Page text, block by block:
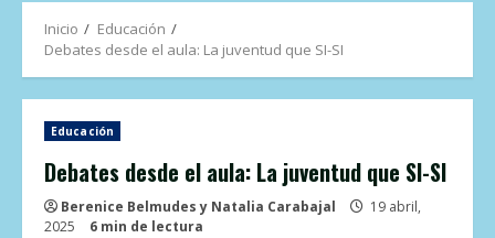
Inicio
Educación
Debates desde el aula: La juventud que SI-SI
Educación
Debates desde el aula: La juventud que SI-SI
Berenice Belmudes y Natalia Carabajal
19 abril,
2025
6 min de lectura